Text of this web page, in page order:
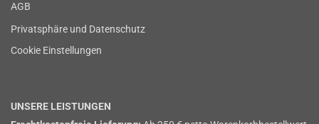
AGB
Privatsphäre und Datenschutz
Cookie Einstellungen
UNSERE LEISTUNGEN